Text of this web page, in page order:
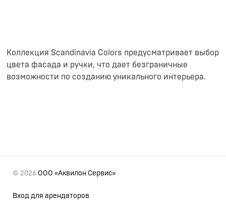
Коллекция Scandinavia Colors предусматривает выбор
цвета фасада и ручки, что дает безграничные
возможности по созданию уникального интерьера.
© 2026 ООО «Аквилон Сервис»
Вход для арендаторов